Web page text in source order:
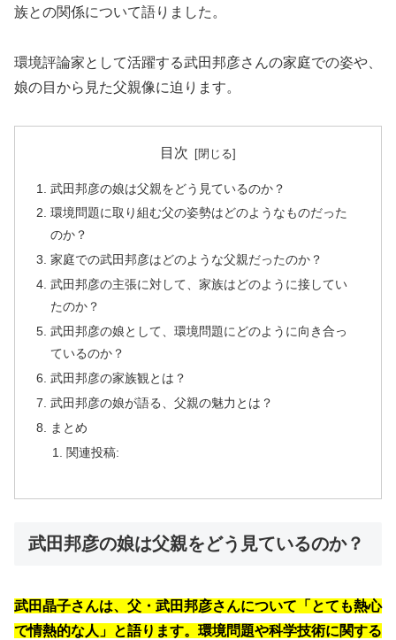
族との関係について語りました。
環境評論家として活躍する武田邦彦さんの家庭での姿や、
娘の目から見た父親像に迫ります。
目次
武田邦彦の娘は父親をどう見ているのか？
環境問題に取り組む父の姿勢はどのようなものだった
のか？
家庭での武田邦彦はどのような父親だったのか？
武田邦彦の主張に対して、家族はどのように接してい
たのか？
武田邦彦の娘として、環境問題にどのように向き合っ
ているのか？
武田邦彦の家族観とは？
武田邦彦の娘が語る、父親の魅力とは？
まとめ
関連投稿:
武田邦彦の娘は父親をどう見ているのか？
武田晶子さんは、父・武田邦彦さんについて「とても熱心
で情熱的な人」と語ります。環境問題や科学技術に関する